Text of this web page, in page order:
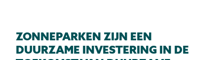
ZONNEPARKEN ZIJN EEN
DUURZAME INVESTERING IN DE